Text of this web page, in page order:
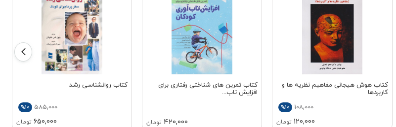
کتاب هوش هیجانی مفاهیم نظریه ها و
کاربردها
108,000
%10
120,000 تومان
کتاب تمرین های شناختی رفتاری برای
افزایش تاب...
420,000 تومان
کتاب روانشناسی رشد
585,000
%10
650,000 تومان